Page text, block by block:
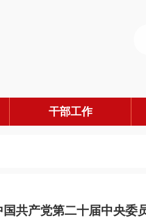
干部工作
国共产党第二十届中央委